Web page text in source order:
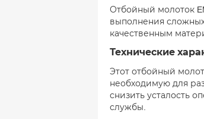
Отбойный молоток
выполнения
качественным
Технические
Этот отбойный
необходимую для
снизить усталость
службы.